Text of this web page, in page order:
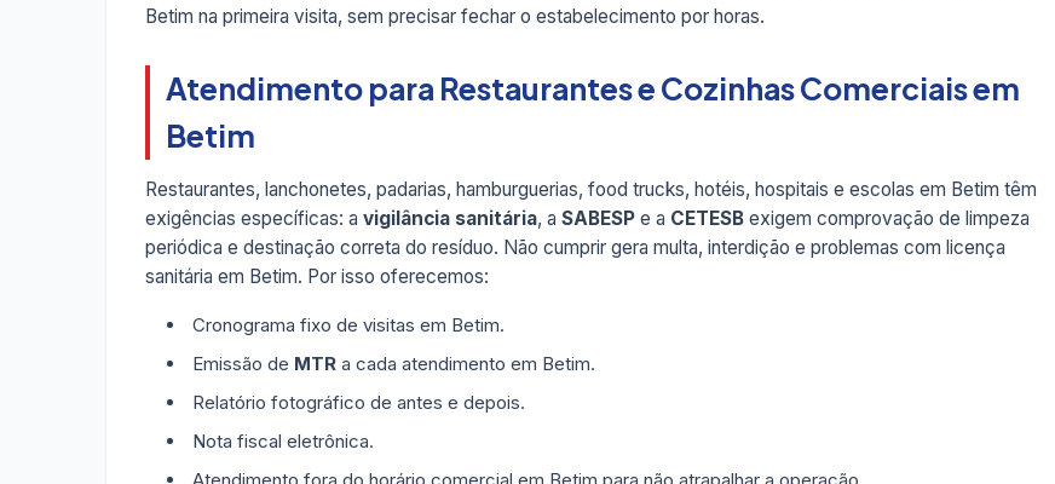
Betim na primeira visita, sem precisar fechar o estabelecimento por horas.
Atendimento para Restaurantes e Cozinhas Comerciais em
Betim
Restaurantes, lanchonetes, padarias, hamburguerias, food trucks, hotéis, hospitais e escolas em Betim têm
exigências específicas: a vigilância sanitária, a SABESP e a CETESB exigem comprovação de limpeza
periódica e destinação correta do resíduo. Não cumprir gera multa, interdição e problemas com licença
sanitária em Betim. Por isso oferecemos:
Cronograma fixo de visitas em Betim.
Emissão de MTRa cada atendimento em Betim.
Relatório fotográfico de antes e depois.
Nota fiscal eletrônica.